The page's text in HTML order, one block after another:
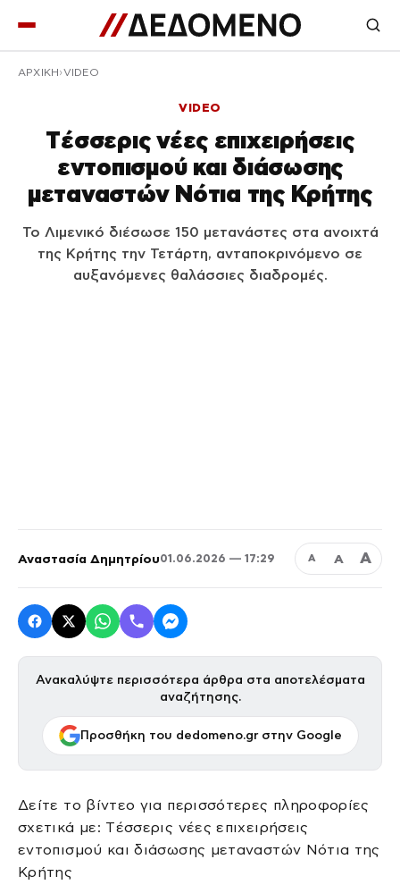
ΑΡΧΙΚΉ VIDEO
VIDEO
Tέσσερις νέες επιχειρήσεις
εντοπισμού και διάσωσης
μεταναστών Νότια της Κρήτης
Το Λιμενικό διέσωσε 150 μετανάστες στα ανοιχτά
της Κρήτης την Τετάρτη, ανταποκρινόμενο σε
αυξανόμενες θαλάσσιες διαδρομές.
Αναστασία Δημητρίου01.06.2026 — 17:29 Α Α Α
Ανακαλύψτε περισσότερα άρθρα στα αποτελέσματα
αναζήτησης.
Προσθήκη του dedomeno.gr στην Google
Δείτε το βίντεο για περισσότερες πληροφορίες
σχετικά με: Tέσσερις νέες επιχειρήσεις
εντοπισμού και διάσωσης μεταναστών Νότια της
Κρήτης